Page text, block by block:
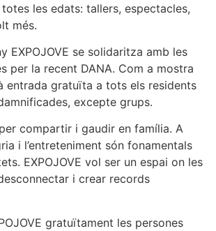
les edats: tallers, espectacles,
més.
EXPOJOVE se solidaritza amb les
per la recent DANA. Com a mostra
entrada gratuïta a tots els residents
excepte grups.
compartir i gaudir en família. A
i l’entreteniment són fonamentals
EXPOJOVE vol ser un espai on les
i crear records
gratuïtament les persones